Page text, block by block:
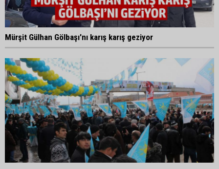
Mürşit Gülhan Gölbaşı'nı karış karış geziyor